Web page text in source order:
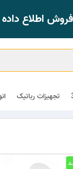
اطلاع
تجهیزات رباتیک
جدیــــــد